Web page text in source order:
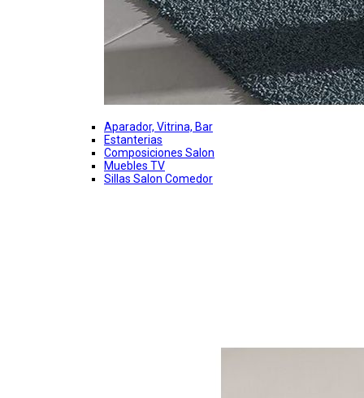
Aparador, Vitrina, Bar
Estanterias
Composiciones Salon
Muebles TV
Sillas Salon Comedor